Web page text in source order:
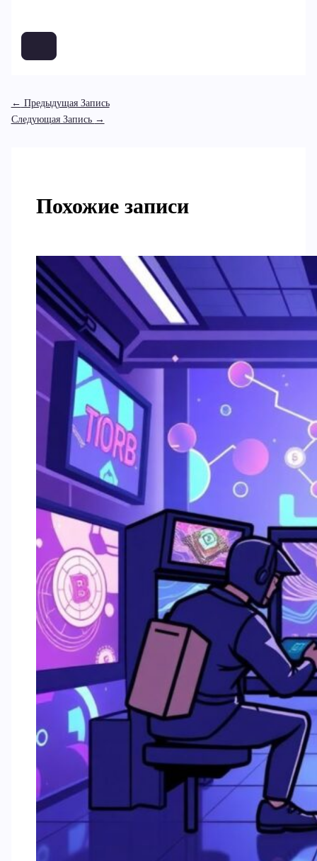
← Предыдущая Запись
Следующая Запись →
Похожие записи